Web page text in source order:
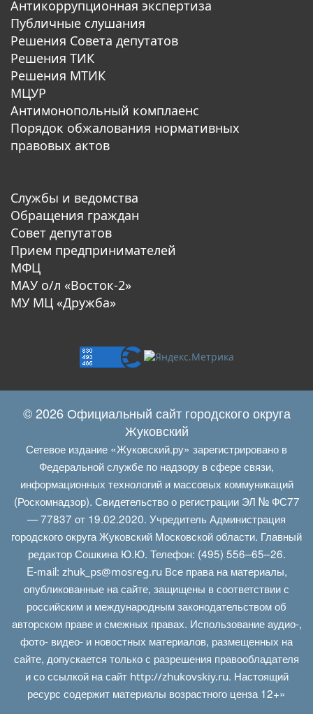
Антикоррупционная экспертиза
Публичные слушания
Решения Совета депутатов
Решения ТИК
Решения МТИК
МЦУР
Антимонопольный комплаенс
Порядок обжалования нормативных
правовых актов
Службы и ведомства
Обращения граждан
Совет депутатов
Прием предпринимателей
МФЦ
МАУ о/л «Восток-2»
МУ МЦ «Дружба»
© 2026 Официальный сайт городского округа
Жуковский
Сетевое издание «Жуковский.ру» зарегистрировано в
Федеральной службе по надзору в сфере связи,
информационных технологий и массовых коммуникаций
(Роскомнадзор). Свидетельство о регистрации ЭЛ № ФС77
— 77837 от 19.02.2020. Учредитель Администрация
городского округа Жуковский Московской области. Главный
редактор Сошкина Ю.Ю. Телефон: (495) 556–65–26.
E‑mail: zhuk_ps@mosreg.ruВсе права на материалы,
опубликованные на сайте, защищены в соответствии с
российским и международным законодательством об
авторском праве и смежных правах. Использование аудио-,
фото- видео- и новостных материалов, размещенных на
сайте, допускается только с разрешения правообладателя
и со ссылкой на сайт http://zhukovskiy.ru. Настоящий
ресурс содержит материалы возрастного ценза 12+»